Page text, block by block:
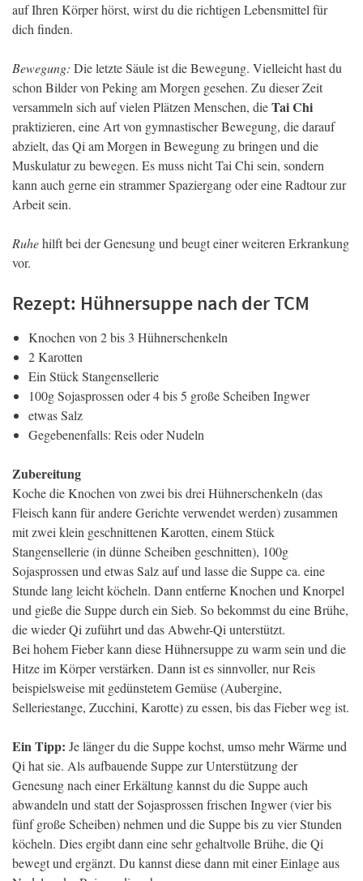
auf Ihren Körper hörst, wirst du die richtigen Lebensmittel für
dich finden.
Bewegung: Die letzte Säule ist die Bewegung. Vielleicht hast du
schon Bilder von Peking am Morgen gesehen. Zu dieser Zeit
versammeln sich auf vielen Plätzen Menschen, dieTai Chi
praktizieren, eine Art von gymnastischer Bewegung, die darauf
abzielt, das Qi am Morgen in Bewegung zu bringen und die
Muskulatur zu bewegen. Es muss nicht Tai Chi sein, sondern
kann auch gerne ein strammer Spaziergang oder eine Radtour zur
Arbeit sein.
Ruhehilft bei der Genesung und beugt einer weiteren Erkrankung
vor.
Rezept: Hühnersuppe nach der TCM
Knochen von 2 bis 3 Hühnerschenkeln
2 Karotten
Ein Stück Stangensellerie
100g Sojasprossen oder 4 bis 5 große Scheiben Ingwer
etwas Salz
Gegebenenfalls: Reis oder Nudeln
Zubereitung
Koche die Knochen von zwei bis drei Hühnerschenkeln (das
Fleisch kann für andere Gerichte verwendet werden) zusammen
mit zwei klein geschnittenen Karotten, einem Stück
Stangensellerie (in dünne Scheiben geschnitten), 100g
Sojasprossen und etwas Salz auf und lasse die Suppe ca. eine
Stunde lang leicht köcheln. Dann entferne Knochen und Knorpel
und gieße die Suppe durch ein Sieb. So bekommst du eine Brühe,
die wieder Qi zuführt und das Abwehr-Qi unterstützt.
Bei hohem Fieber kann diese Hühnersuppe zu warm sein und die
Hitze im Körper verstärken. Dann ist es sinnvoller, nur Reis
beispielsweise mit gedünstetem Gemüse (Aubergine,
Selleriestange, Zucchini, Karotte) zu essen, bis das Fieber weg ist.
Ein Tipp: Je länger du die Suppe kochst, umso mehr Wärme und
Qi hat sie. Als aufbauende Suppe zur Unterstützung der
Genesung nach einer Erkältung kannst du die Suppe auch
abwandeln und statt der Sojasprossen frischen Ingwer (vier bis
fünf große Scheiben) nehmen und die Suppe bis zu vier Stunden
köcheln. Dies ergibt dann eine sehr gehaltvolle Brühe, die Qi
bewegt und ergänzt. Du kannst diese dann mit einer Einlage aus